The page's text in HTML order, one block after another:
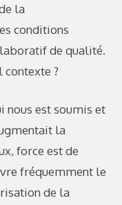
la
conditions
de qualité.
contexte ?
nous est soumis et
la
force est de
fréquemment le
de la